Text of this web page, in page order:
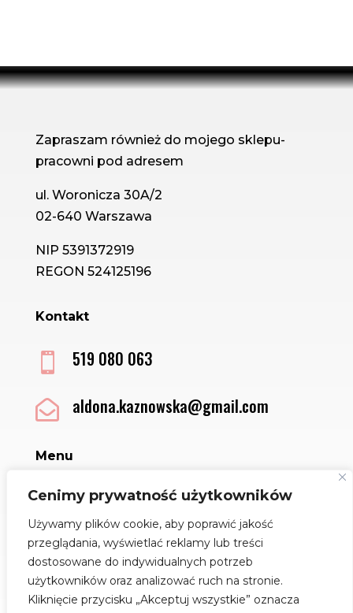
Cenimy prywatność użytkowników
Używamy plików cookie, aby poprawić jakość
przeglądania, wyświetlać reklamy lub treści
dostosowane do indywidualnych potrzeb
użytkowników oraz analizować ruch na stronie.
Kliknięcie przycisku „Akceptuj wszystkie” oznacza
Zapraszam również do mojego sklepu-
pracowni pod adresem
ul. Woronicza 30A/2
02-640 Warszawa
NIP 5391372919
REGON 524125196
Kontakt
 519 080 063
 aldona.kaznowska@gmail.com
Menu
Sklep
Regulamin
Polityka Cookies
Jak dbać o biżuterię